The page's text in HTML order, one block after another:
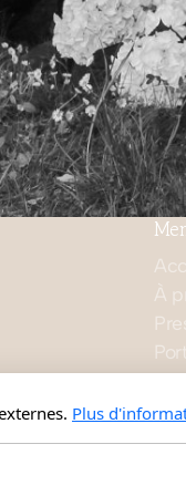
À
Plus